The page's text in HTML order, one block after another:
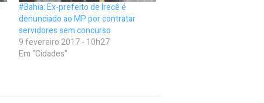
#Bahia: Ex-prefeito de Irecê é
denunciado ao MP por contratar
servidores sem concurso
9 fevereiro 2017 - 10h27
Em "Cidades"